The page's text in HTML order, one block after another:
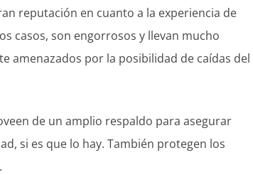
reputación en cuanto a la experiencia de
casos, son engorrosos y llevan mucho
amenazados por la posibilidad de caídas del
de un amplio respaldo para asegurar
si es que lo hay. También protegen los